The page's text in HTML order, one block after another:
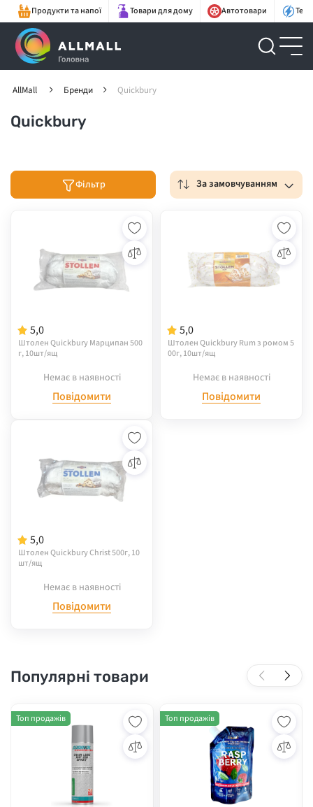
Продукти та напої Товари для дому Автотовари
AllMall Бренди Quickbury
Quickbury
Фільтр За замовчуванням
5,0
Штолен Quickbury Марципан 500
г, 10шт/ящ
Немає в наявності
Повідомити
5,0
Штолен Quickbury Rum з ромом 5
00г, 10шт/ящ
Немає в наявності
Повідомити
5,0
Штолен Quickbury Christ 500г, 10
шт/ящ
Немає в наявності
Повідомити
Популярні товари
Топ продажів Топ продажів